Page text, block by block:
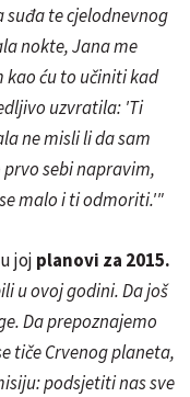
suđa te cjelodnevnog
nokte, Jana me
kao ću to učiniti kad
uzvratila: 'Ti
ne misli li da sam
sebi napravim,
malo i ti odmoriti.'"
joj planovi za 2015.
u ovoj godini. Da još
Da prepoznajemo
tiče Crvenog planeta,
podsjetiti nas sve